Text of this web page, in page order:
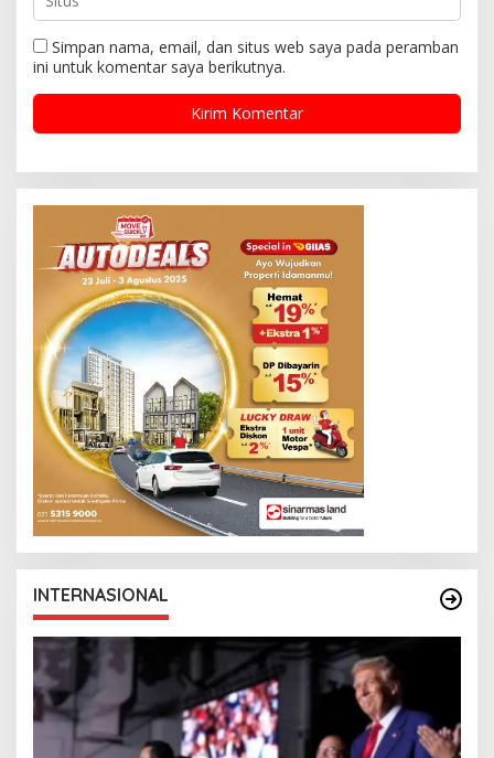
Simpan nama, email, dan situs web saya pada peramban
ini untuk komentar saya berikutnya.
INTERNASIONAL